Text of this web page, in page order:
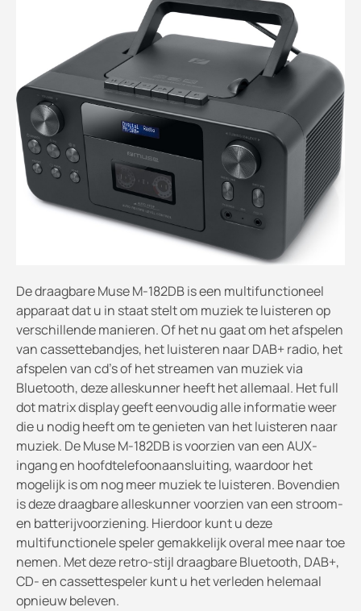
De draagbare Muse M-182DB is een multifunctioneel
apparaat dat u in staat stelt om muziek te luisteren op
verschillende manieren. Of het nu gaat om het afspelen
van cassettebandjes, het luisteren naar DAB+ radio, het
afspelen van cd's of het streamen van muziek via
Bluetooth, deze alleskunner heeft het allemaal. Het full
dot matrix display geeft eenvoudig alle informatie weer
die u nodig heeft om te genieten van het luisteren naar
muziek. De Muse M-182DB is voorzien van een AUX-
ingang en hoofdtelefoonaansluiting, waardoor het
mogelijk is om nog meer muziek te luisteren. Bovendien
is deze draagbare alleskunner voorzien van een stroom-
en batterijvoorziening. Hierdoor kunt u deze
multifunctionele speler gemakkelijk overal mee naar toe
nemen. Met deze retro-stijl draagbare Bluetooth, DAB+,
CD- en cassettespeler kunt u het verleden helemaal
opnieuw beleven.